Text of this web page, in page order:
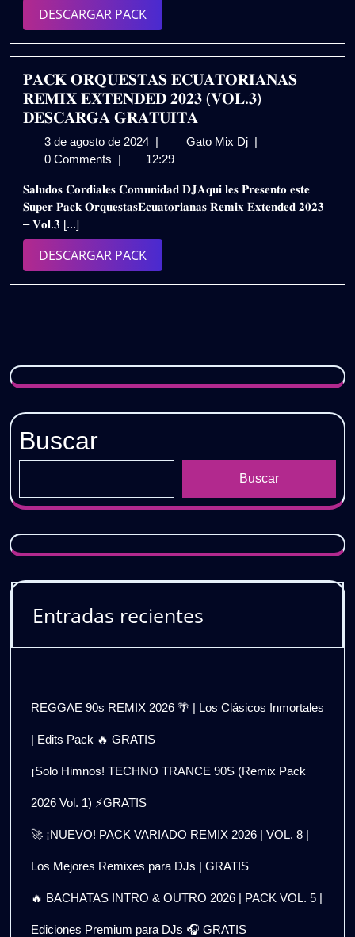
GRATIS
DESCARGAR PACKDESCARGAR
PACK
𝐏𝐀𝐂𝐊 𝐎𝐑𝐐𝐔𝐄𝐒𝐓𝐀𝐒 𝐄𝐂𝐔𝐀𝐓𝐎𝐑𝐈𝐀𝐍𝐀𝐒
𝐑𝐄𝐌𝐈𝐗 𝐄𝐗𝐓𝐄𝐍𝐃𝐄𝐃 𝟐𝟎𝟐𝟑 (𝐕𝐎𝐋.𝟑)
𝐃𝐄𝐒𝐂𝐀𝐑𝐆𝐀 𝐆𝐑𝐀𝐓𝐔𝐈𝐓𝐀
3 de agosto de 2024 3
de
de
2024
| Gato Mix Dj 𝐏𝐀𝐂𝐊
𝐑𝐄𝐌𝐈𝐗
𝐄𝐗𝐓𝐄𝐍𝐃𝐄𝐃
|
0 Comments | 12:29
𝐒𝐚𝐥𝐮𝐝𝐨𝐬 𝐂𝐨𝐫𝐝𝐢𝐚𝐥𝐞𝐬 𝐂𝐨𝐦𝐮𝐧𝐢𝐝𝐚𝐝 𝐃𝐉𝐀𝐪𝐮𝐢 𝐥𝐞𝐬 𝐏𝐫𝐞𝐬𝐞𝐧𝐭𝐨 𝐞𝐬𝐭𝐞
𝐒𝐮𝐩𝐞𝐫 𝐏𝐚𝐜𝐤 𝐎𝐫𝐪𝐮𝐞𝐬𝐭𝐚𝐬𝐄𝐜𝐮𝐚𝐭𝐨𝐫𝐢𝐚𝐧𝐚𝐬 𝐑𝐞𝐦𝐢𝐱 𝐄𝐱𝐭𝐞𝐧𝐝𝐞𝐝 𝟐𝟎𝟐𝟑
– 𝐕𝐨𝐥.𝟑 [...]
DESCARGAR PACKDESCARGAR
PACK
Buscar
Buscar
Entradas recientes
REGGAE 90s REMIX 2026 🌴 | Los Clásicos Inmortales
| Edits Pack 🔥 GRATIS
¡Solo Himnos! TECHNO TRANCE 90S (Remix Pack
2026 Vol. 1) ⚡GRATIS
🚀 ¡NUEVO! PACK VARIADO REMIX 2026 | VOL. 8 |
Los Mejores Remixes para DJs | GRATIS
🔥 BACHATAS INTRO & OUTRO 2026 | PACK VOL. 5 |
Ediciones Premium para DJs 🎧 GRATIS